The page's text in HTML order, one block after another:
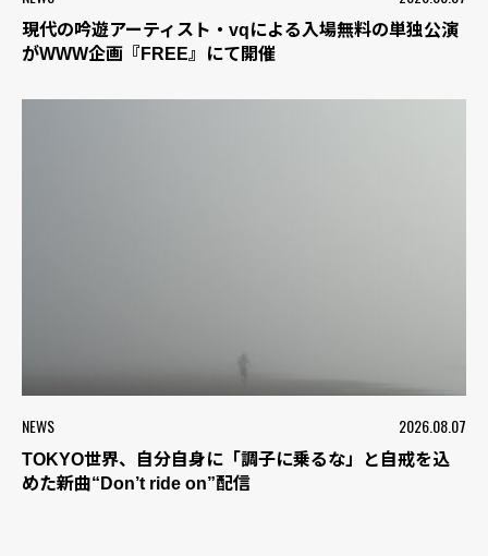
現代の吟遊アーティスト・vqによる入場無料の単独公演
がWWW企画『FREE』にて開催
NEWS 2026.08.07
TOKYO世界、自分自身に「調子に乗るな」と自戒を込
めた新曲“Don’t ride on”配信